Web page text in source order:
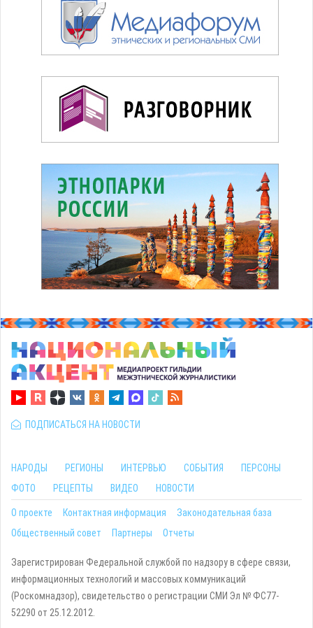
ПОДПИСАТЬСЯ НА НОВОСТИ
НАРОДЫ РЕГИОНЫ ИНТЕРВЬЮ СОБЫТИЯ
ПЕРСОНЫ
ФОТО
РЕЦЕПТЫ ВИДЕО НОВОСТИ
О проекте Контактная информация
Законодательная база
Общественный совет
Партнеры Отчеты
Зарегистрирован Федеральной службой по надзору в сфере связи,
информационных технологий и массовых коммуникаций
(Роскомнадзор), свидетельство о регистрации СМИ Эл № ФС77-
52290 от 25.12.2012.